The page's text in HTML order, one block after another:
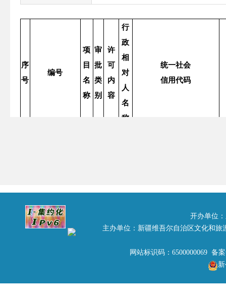
序
号
编号
项
目
名
称
审
批
类
别
许
可
内
容
行
政
相
对
人
名
称
统一社会
信用代码
化
旅
于
开办单位
主办单位：新疆维吾尔自治区文化和
网站标识码：6500000069 备